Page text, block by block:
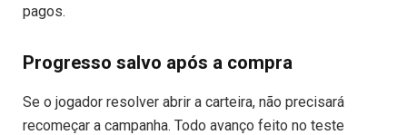
pagos.
Progresso salvo após a compra
Se o jogador resolver abrir a carteira, não precisará
recomeçar a campanha. Todo avanço feito no teste